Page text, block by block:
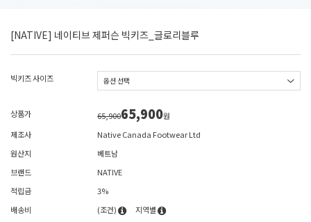
[NATIVE] 네이티브 제퍼슨 빅키즈_글로리블루
빅키즈 사이즈
상품가 65,90065,900원
제조사
Native Canada Footwear Ltd
원산지
베트남
브랜드
NATIVE
적립금
3%
배송비
(조건)
지역별